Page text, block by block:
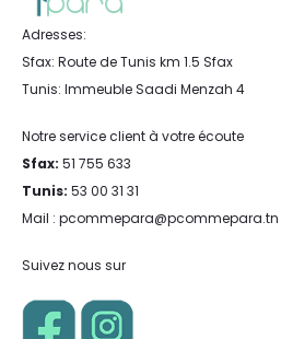
Adresses:
Sfax: Route de Tunis km 1.5 Sfax
Tunis: Immeuble Saadi Menzah 4
Notre service client à votre écoute
Sfax: 51 755 633
Tunis: 53 00 31 31
Mail : pcommepara@pcommepara.tn
Suivez nous sur